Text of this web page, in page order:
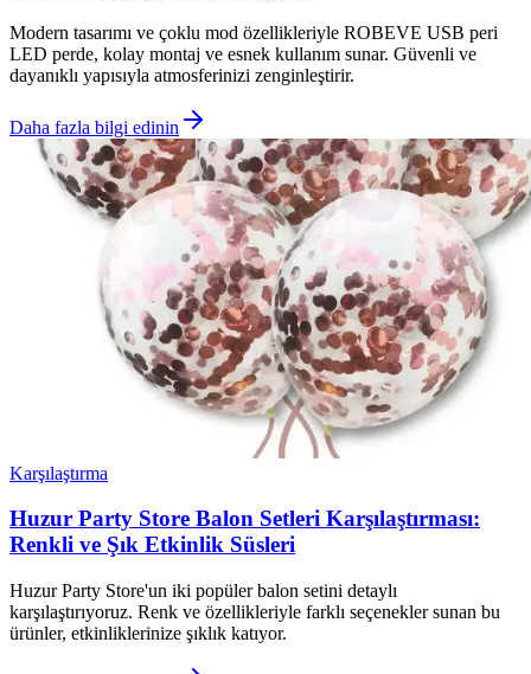
Modern tasarımı ve çoklu mod özellikleriyle ROBEVE USB peri
LED perde, kolay montaj ve esnek kullanım sunar. Güvenli ve
dayanıklı yapısıyla atmosferinizi zenginleştirir.
Daha fazla bilgi edinin
Karşılaştırma
Huzur Party Store Balon Setleri Karşılaştırması:
Renkli ve Şık Etkinlik Süsleri
Huzur Party Store'un iki popüler balon setini detaylı
karşılaştırıyoruz. Renk ve özellikleriyle farklı seçenekler sunan bu
ürünler, etkinliklerinize şıklık katıyor.